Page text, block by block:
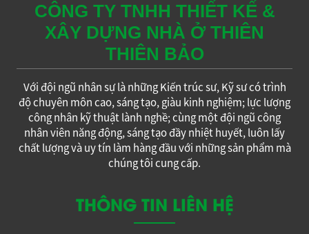
CÔNG TY TNHH THIẾT KẾ &
XÂY DỰNG NHÀ Ở THIÊN
THIÊN BẢO
Với đội ngũ nhân sự là những Kiến trúc sư, Kỹ sư có trình
độ chuyên môn cao, sáng tạo, giàu kinh nghiệm; lực lượng
công nhân kỹ thuật lành nghề; cùng một đội ngũ công
nhân viên năng động, sáng tạo đầy nhiệt huyết, luôn lấy
chất lượng và uy tín làm hàng đầu với những sản phẩm mà
chúng tôi cung cấp.
THÔNG TIN LIÊN HỆ